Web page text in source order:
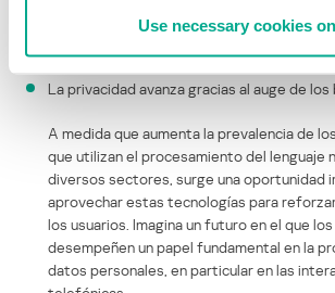
Use necessary cookies
la magnitud y de la importancia de las
La privacidad avanza gracias al auge de
A medida que aumenta la prevalencia de
que utilizan el procesamiento del lenguaje
diversos sectores, surge una oportunidad
aprovechar estas tecnologías para
los usuarios. Imagina un futuro en el que
desempeñen un papel fundamental en la
datos personales, en particular en las